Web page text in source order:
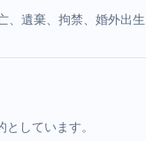
遺棄、拘禁、婚外出
しています。